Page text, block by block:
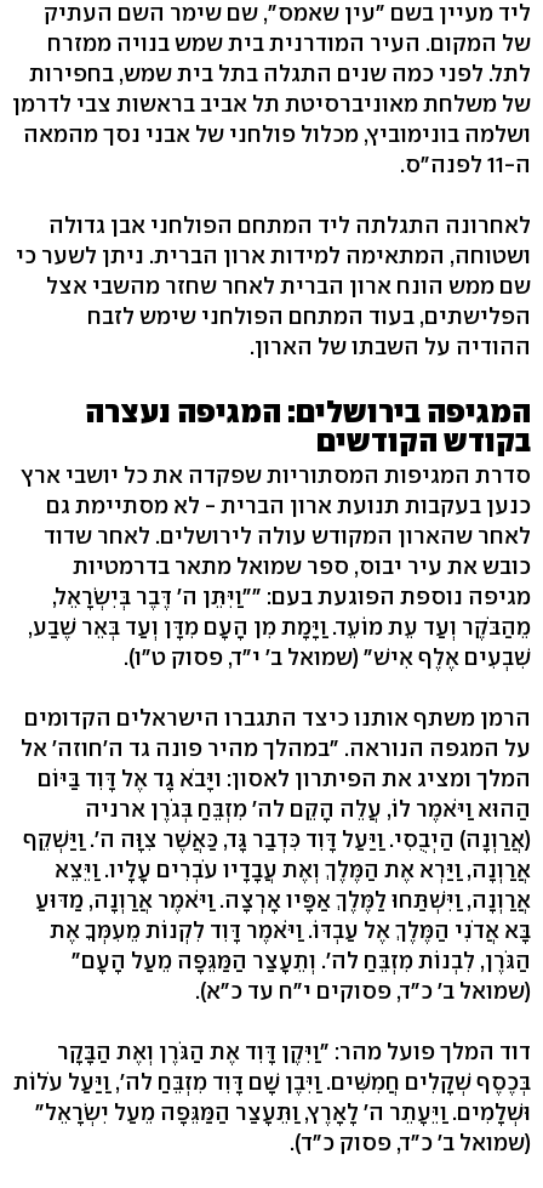
ליד מעיין בשם "עין שאמס", שם שימר השם העתיק
של המקום. העיר המודרנית בית שמש בנויה ממזרח
לתל. לפני כמה שנים התגלה בתל בית שמש, בחפירות
של משלחת מאוניברסיטת תל אביב בראשות צבי לדרמן
ושלמה בונימוביץ, מכלול פולחני של אבני נסך מהמאה
ה-11 לפנה"ס.
לאחרונה התגלתה ליד המתחם הפולחני אבן גדולה
ושטוחה, המתאימה למידות ארון הברית. ניתן לשער כי
שם ממש הונח ארון הברית לאחר שחזר מהשבי אצל
הפלישתים, בעוד המתחם הפולחני שימש לזבח
ההודיה על השבתו של הארון.
המגיפה בירושלים: המגיפה נעצרה
בקודש הקודשים
סדרת המגיפות המסתוריות שפקדה את כל יושבי ארץ
כנען בעקבות תנועת ארון הברית - לא מסתיימת גם
לאחר שהארון המקודש עולה לירושלים. לאחר שדוד
כובש את עיר יבוס, ספר שמואל מתאר בדרמטיות
מגיפה נוספת הפוגעת בעם: ""וַיִּתֵּן ה' דֶּבֶר בְּיִשְׂרָאֵל,
מֵהַבֹּקֶר וְעַד עֵת מוֹעֵד. וַיָּמָת מִן הָעָם מִדָּן וְעַד בְּאֵר שֶׁבַע,
שִׁבְעִים אֶלֶף אִישׁ" (שמואל ב' י"ד, פסוק ט"ו).
הרמן משתף אותנו כיצד התגברו הישראלים הקדומים
על המגפה הנוראה. "במהלך מהיר פונה גד ה'חוזה' אל
המלך ומציג את הפיתרון לאסון: ויָּבֹא גָד אֶל דָּוִד בַּיּוֹם
הַהוּא וַיֹּאמֶר לוֹ, עֲלֵה הָקֵם לה' מִזְבֵּחַ בְּגֹרֶן ארניה
(אֲרַוְנָה) הַיְבֻסִי. וַיַּעַל דָּוִד כִּדְבַר גָּד, כַּאֲשֶׁר צִוָּה ה'. וַיַּשְׁקֵף
אֲרַוְנָה, וַיַּרְא אֶת הַמֶּלֶךְ וְאֶת עֲבָדָיו עֹבְרִים עָלָיו. וַיֵּצֵא
אֲרַוְנָה, וַיִּשְׁתַּחוּ לַמֶּלֶךְ אַפָּיו אָרְצָה. וַיֹּאמֶר אֲרַוְנָה, מַדּוּעַ
בָּא אֲדֹנִי הַמֶּלֶךְ אֶל עַבְדּוֹ. וַיֹּאמֶר דָּוִד לִקְנוֹת מֵעִמְּךָ אֶת
הַגֹּרֶן, לִבְנוֹת מִזְבֵּחַ לה'. וְתֵעָצַר הַמַּגֵּפָה מֵעַל הָעָם"
(שמואל ב' כ"ד, פסוקים י"ח עד כ"א).
דוד המלך פועל מהר: "וַיִּקֶן דָּוִד אֶת הַגֹּרֶן וְאֶת הַבָּקָר
בְּכֶסֶף שְׁקָלִים חֲמִשִּׁים. וַיִּבֶן שָׁם דָּוִד מִזְבֵּחַ לה', וַיַּעַל עֹלוֹת
וּשְׁלָמִים. וַיֵּעָתֵר ה' לָאָרֶץ, וַתֵּעָצַר הַמַּגֵּפָה מֵעַל יִשְׂרָאֵל"
(שמואל ב' כ"ד, פסוק כ"ד).